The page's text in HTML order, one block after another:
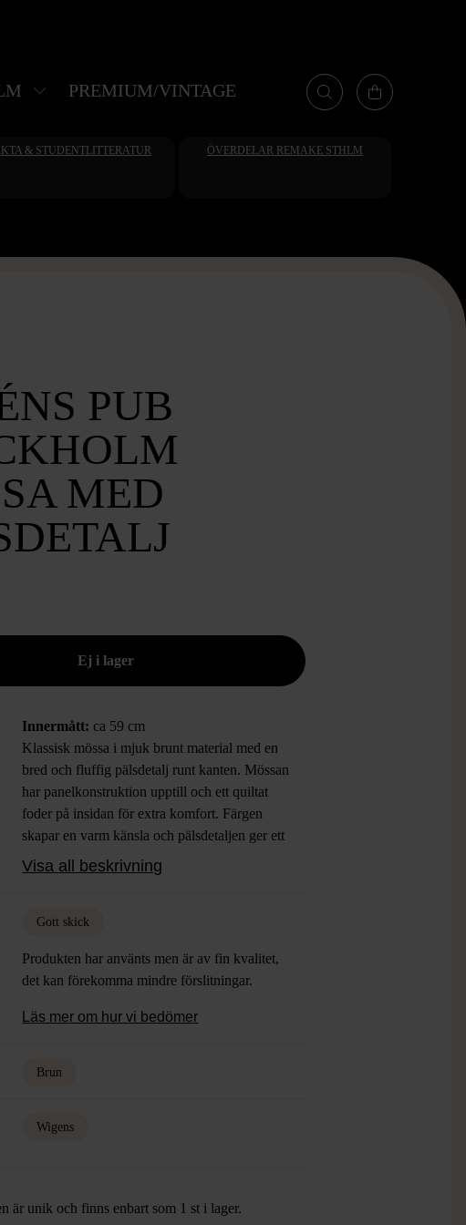
PREMIUM/VINTAGE
& STUDENTLITTERATUR ÖVERDELAR REMAKE STHLM
PUB
MED
Innermått: ca 59 cm
Klassisk mössa i mjuk brunt material med en
bred och fluffig pälsdetalj runt kanten. Mössan
har panelkonstruktion upptill och ett quiltat
foder på insidan för extra komfort. Färgen
skapar en varm känsla och pälsdetaljen ger ett
stilsäkert intryck som håller dig både trendig
Visa all beskrivning
Gott skick
Produkten har använts men är av fin kvalitet,
det kan förekomma mindre förslitningar.
Läs mer om hur vi bedömer
Brun
Wigens
är unik och finns enbart som 1 st i lager.